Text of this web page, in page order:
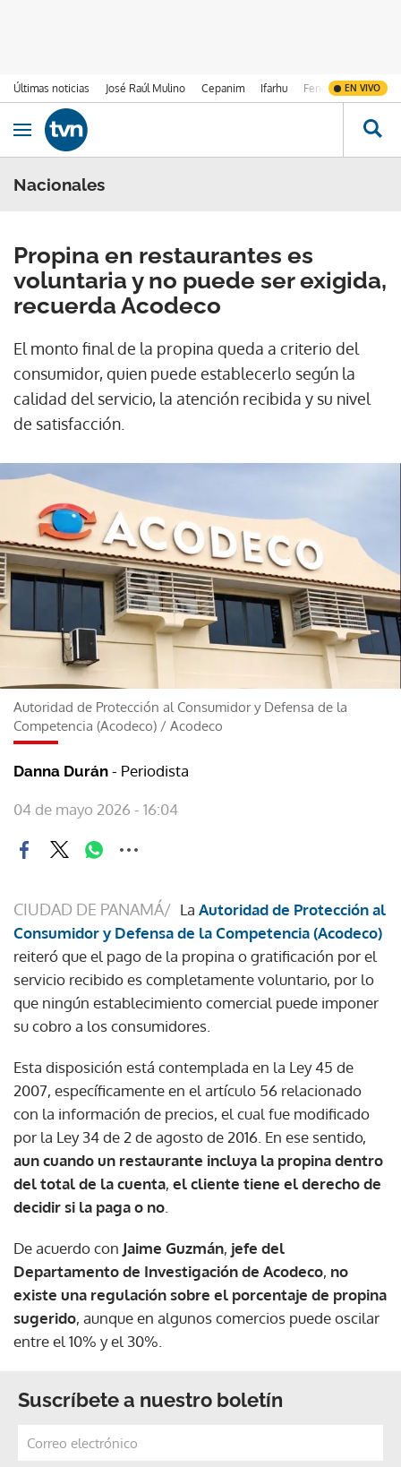
Últimas noticias José Raúl Mulino Cepanim Ifarhu Fenómeno de El
EN VIVO
Ir al contenido
Obrir navegació
Nacionales
Propina en restaurantes es
voluntaria y no puede ser exigida,
recuerda Acodeco
El monto final de la propina queda a criterio del
consumidor, quien puede establecerlo según la
calidad del servicio, la atención recibida y su nivel
de satisfacción.
Autoridad de Protección al Consumidor y Defensa de la
Competencia (Acodeco) / Acodeco
Danna Durán - Periodista
04 de mayo 2026 - 16:04
CIUDAD DE PANAMÁ/ La Autoridad de Protección al
Consumidor y Defensa de la Competencia (Acodeco)
reiteró que el pago de la propina o gratificación por el
servicio recibido es completamente voluntario, por lo
que ningún establecimiento comercial puede imponer
su cobro a los consumidores.
Esta disposición está contemplada en la Ley 45 de
2007, específicamente en el artículo 56 relacionado
con la información de precios, el cual fue modificado
por la Ley 34 de 2 de agosto de 2016. En ese sentido,
aun cuando un restaurante incluya la propina dentro
del total de la cuenta, el cliente tiene el derecho de
decidir si la paga o no
De acuerdo con Jaime Guzmán, jefe del
Departamento de Investigación de Acodeco, no
existe una regulación sobre el porcentaje de propina
sugerido, aunque en algunos comercios puede oscilar
entre el 10% y el 30%.
Suscríbete a nuestro boletín